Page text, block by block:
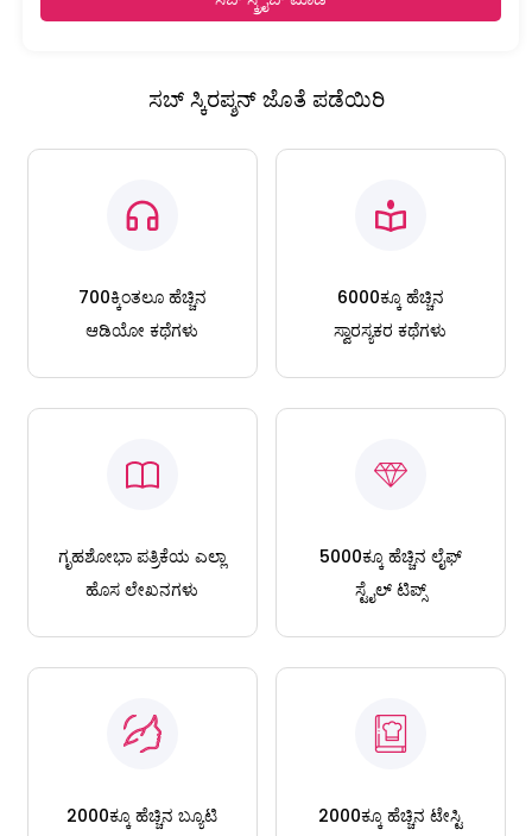
ಸಬ್ ಸ್ಕಿರಪ್ಶನ್ ಜೊತೆ ಪಡೆಯಿರಿ
700ಕ್ಕಿಂತಲೂ ಹೆಚ್ಚಿನ
ಆಡಿಯೋ ಕಥೆಗಳು
6000ಕ್ಕೂ ಹೆಚ್ಚಿನ
ಸ್ವಾರಸ್ಯಕರ ಕಥೆಗಳು
ಗೃಹಶೋಭಾ ಪತ್ರಿಕೆಯ ಎಲ್ಲಾ
ಹೊಸ ಲೇಖನಗಳು
5000ಕ್ಕೂ ಹೆಚ್ಚಿನ ಲೈಫ್
ಸ್ಟೈಲ್ ಟಿಪ್ಸ್
2000ಕ್ಕೂ ಹೆಚ್ಚಿನ ಬ್ಯೂಟಿ
2000ಕ್ಕೂ ಹೆಚ್ಚಿನ ಟೇಸ್ಟಿ